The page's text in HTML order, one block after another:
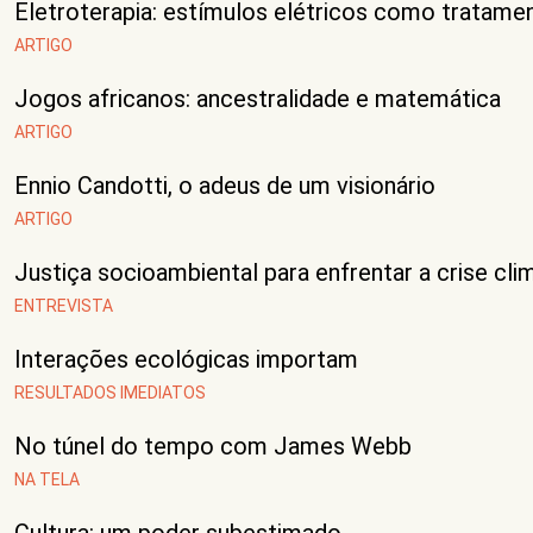
Eletroterapia: estímulos elétricos como
ARTIGO
Jogos africanos: ancestralidade e matemática
ARTIGO
Ennio Candotti, o adeus de um visionário
ARTIGO
Justiça socioambiental para enfrentar a crise
ENTREVISTA
Interações ecológicas importam
RESULTADOS IMEDIATOS
No túnel do tempo com James Webb
NA TELA